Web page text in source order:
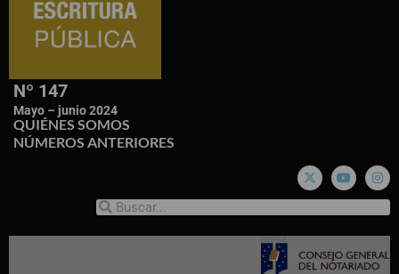
Nº 147
Mayo – junio 2024
QUIÉNES SOMOS
NÚMEROS ANTERIORES